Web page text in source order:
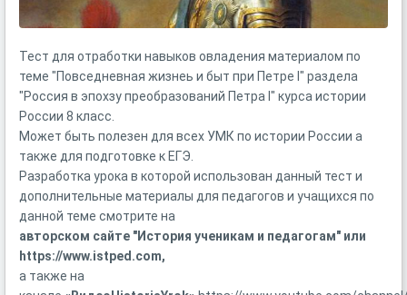
Тест для отработки навыков овладения материалом по
теме "Повседневная жизнеь и быт при Петре I" раздела
"Россия в эпохзу преобразований Петра I" курса истории
России 8 класс.
Может быть полезен для всех УМК по истории России а
также для подготовке к ЕГЭ.
Разработка урока в которой использован данный тест и
дополнительные материалы для педагогов и учащихся по
данной теме смотрите на
авторском сайте "История ученикам и педагогам" или
https://www.istped.com,
а также на